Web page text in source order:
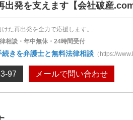
出発を支えます【会社破産.com
た再出発を全力で応援します。
相談・年中無休・24時間受付
きを弁護士と無料法律相談（https://
97 メールで問い合わせ